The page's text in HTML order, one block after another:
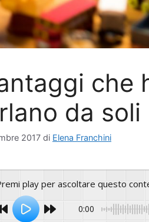
che
da
2017 di Elena Franchini
Premi play per ascoltare questo
0:00